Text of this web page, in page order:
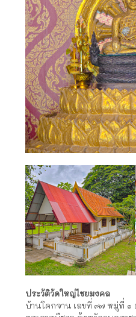
ประวัติวัดใหญ่ไชยมงคล
บ้านโคกจาน เลขที่ ๙๗ หมู่ที่ ๑